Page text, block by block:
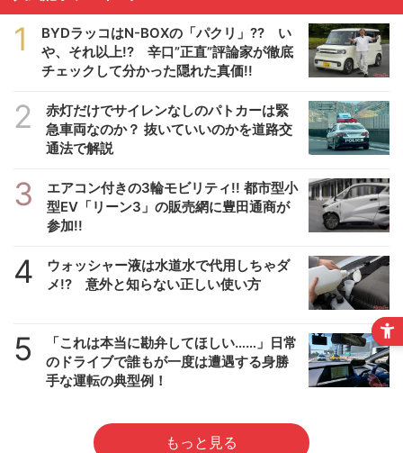
1
BYDラッコはN-BOXの「パクリ」?? い
や、それ以上!? 辛口”正直”評論家が徹底
チェックして分かった隠れた真価!!
2
赤灯だけでサイレンなしのパトカーは緊
急車両なのか？ 抜いていいのかを道路交
通法で解説
3
エアコン付きの3輪モビリティ!! 都市型小
型EV「リーン3」の販売網に豊田通商が
参加!!
4
ウォッシャー液は水道水で代用しちゃダ
メ!? 意外と知らない正しい使い方
5
「これは本当に勘弁してほしい……」日常
のドライブで誰もが一度は遭遇する身勝
手な運転の典型例！
もっと見る